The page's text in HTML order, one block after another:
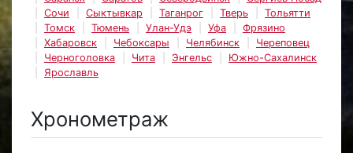
Сочи
Сыктывкар Таганрог Тверь
Тольятти
Томск
Тюмень Улан-Удэ Уфа
Фрязино
Хабаровск
Чебоксары Челябинск
Череповец
Черноголовка
Чита Энгельс
Южно-Сахалинск
Ярославль
Хронометраж